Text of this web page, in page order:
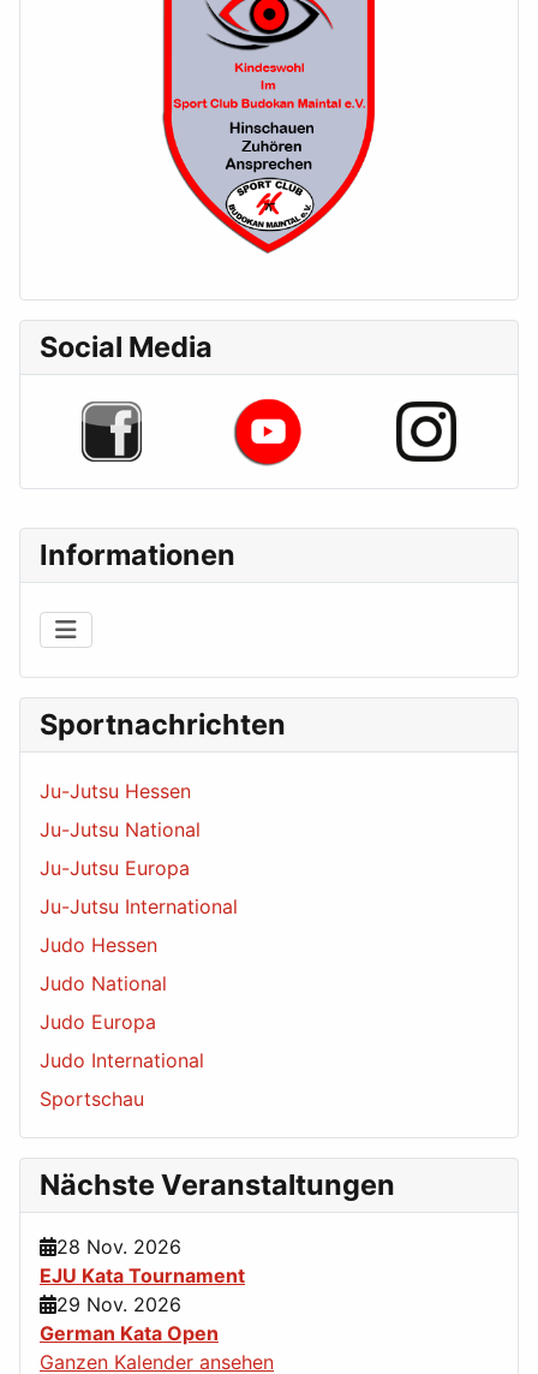
Informationen
Sportnachrichten
Ju-Jutsu Hessen
Ju-Jutsu National
Ju-Jutsu Europa
Ju-Jutsu International
Judo Hessen
Judo National
Judo Europa
Judo International
Sportschau
Nächste Veranstaltungen
28 Nov. 2026
EJU Kata Tournament
29 Nov. 2026
German Kata Open
Ganzen Kalender ansehen
Social Media